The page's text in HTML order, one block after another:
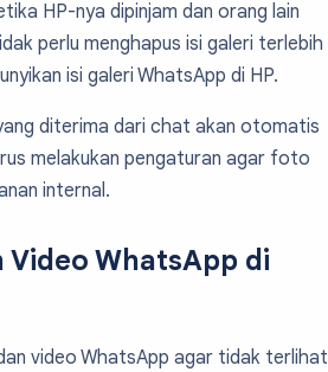
HP-nya dipinjam dan orang lain
perlu menghapus isi galeri terlebih
isi galeri WhatsApp di HP.
diterima dari chat akan otomatis
melakukan pengaturan agar foto
internal.
WhatsApp di
video WhatsApp agar tidak terlihat